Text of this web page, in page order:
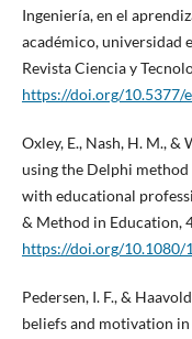
Ingeniería, en el
académico, universidad
Revista Ciencia y
https://doi.org/10.5377/
Oxley, E., Nash, H. M., &
using the Delphi
with educational
& Method in Education,
https://doi.org/10.1080/
Pedersen, I. F., &
beliefs and motivation